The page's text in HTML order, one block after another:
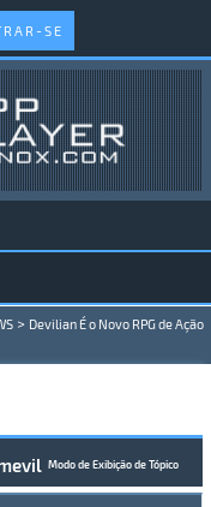
SE
> Devilian É o Novo RPG de Ação
Modo de Exibição de Tópico